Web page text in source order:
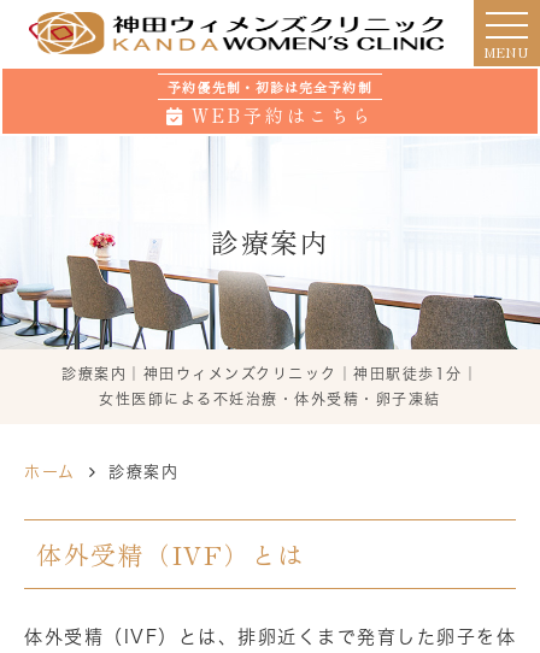
MENU
予約優先制・初診は完全予約制
WEB予約はこちら
診療案内
診療案内｜神田ウィメンズクリニック｜神田駅徒歩1分｜
女性医師による不妊治療・体外受精・卵子凍結
ホーム 診療案内
体外受精（IVF）とは
体外受精（IVF）とは、排卵近くまで発育した卵子を体